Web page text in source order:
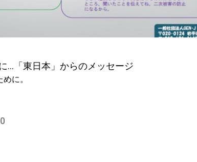
…「東日本」からのメッセージ
に。